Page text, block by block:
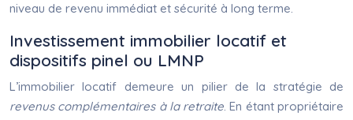
niveau de revenu immédiat et sécurité à long terme.
Investissement immobilier locatif et
dispositifs pinel ou LMNP
L’immobilier locatif demeure un pilier de la stratégie de
revenus complémentaires à la retraite. En étant propriétaire